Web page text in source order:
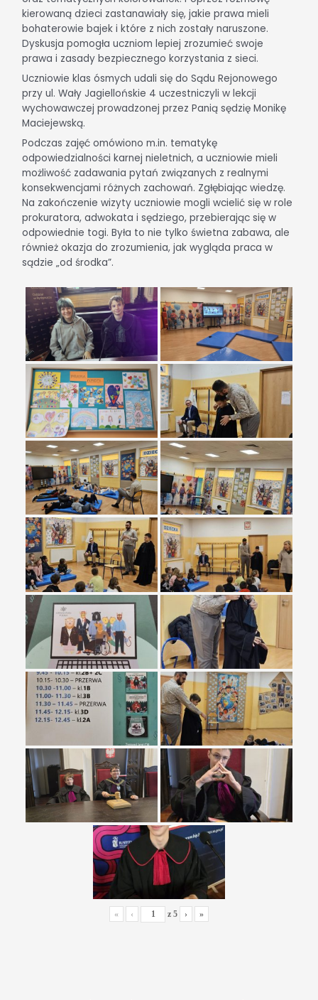
kierowaną dzieci zastanawiały się, jakie prawa mieli
bohaterowie bajek i które z nich zostały naruszone.
Dyskusja pomogła uczniom lepiej zrozumieć swoje
prawa i zasady bezpiecznego korzystania z sieci.
Uczniowie klas ósmych udali się do Sądu Rejonowego
przy ul. Wały Jagiellońskie 4 uczestniczyli w lekcji
wychowawczej prowadzonej przez Panią sędzię Monikę
Maciejewską.
Podczas zajęć omówiono m.in. tematykę
odpowiedzialności karnej nieletnich, a uczniowie mieli
możliwość zadawania pytań związanych z realnymi
konsekwencjami różnych zachowań. Zgłębiając wiedzę.
Na zakończenie wizyty uczniowie mogli wcielić się w role
prokuratora, adwokata i sędziego, przebierając się w
odpowiednie togi. Była to nie tylko świetna zabawa, ale
również okazja do zrozumienia, jak wygląda praca w
sądzie „od środka”.
« ‹ z 5 › »